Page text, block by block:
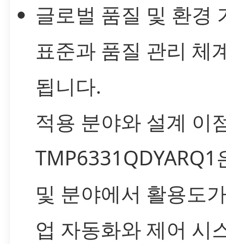
글로벌 품질 및 환경
표준과 품질 관리 체
됩니다.
적용 분야와 설계 이
및 분야에서 활용도
업 자동화와 제어 시